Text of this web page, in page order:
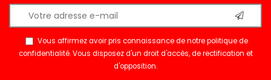
Vous affirmez avoir pris connaissance de notrepolitique de
confidentialité. Vous disposez d'un droit d'accès, de rectification et
d'opposition.